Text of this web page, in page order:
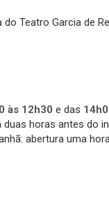
Teatro Garcia de
às 12h30 e das
duas horas antes do
abertura uma